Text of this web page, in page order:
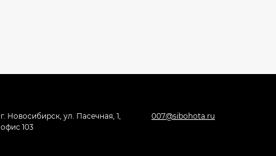
г. Новосибирск, ул. Пасечная, 1,
офис 103
007@sibohota.ru